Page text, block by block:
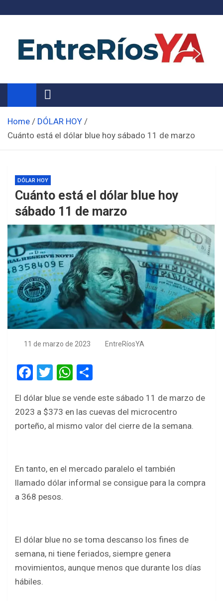
Noticias de Entre Ríos
Información de toda la provincia ahora
Home
DÓLAR HOY
Cuánto está el dólar blue hoy sábado 11 de marzo
DÓLAR HOY
Cuánto está el dólar blue hoy
sábado 11 de marzo
11 de marzo de 2023 EntreRíosYA
F
ce
b
k
T
tt
er
W
at
s
p
ar
e
El dólar blue se vende este sábado 11 de marzo de
2023 a $373 en las cuevas del microcentro
porteño, al mismo valor del cierre de la semana.
En tanto, en el mercado paralelo el también
llamado dólar informal se consigue para la compra
a 368 pesos.
El dólar blue no se toma descanso los fines de
semana, ni tiene feriados, siempre genera
movimientos, aunque menos que durante los días
hábiles.